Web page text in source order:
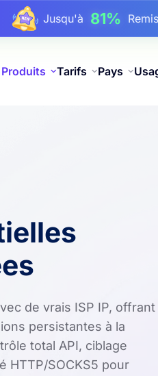
Jusqu'à 17%De
Jusqu'à25%
Produits Tarifs Pays
de vrais ISP IP, offrant
persistantes à la
total API, ciblage
HTTP/SOCKS5 pour